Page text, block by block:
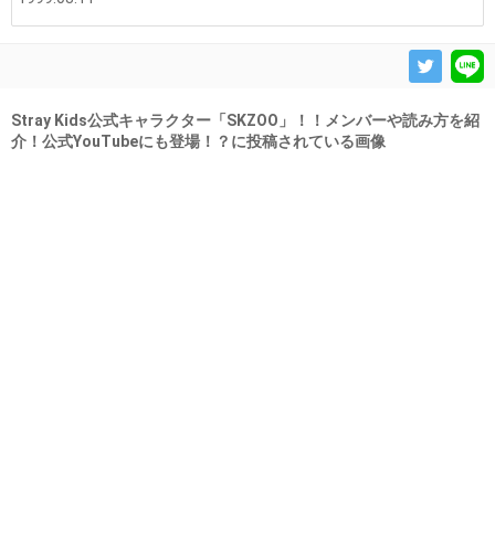
Stray Kids公式キャラクター「SKZOO」！！メンバーや読み方を紹
介！公式YouTubeにも登場！？に投稿されている画像